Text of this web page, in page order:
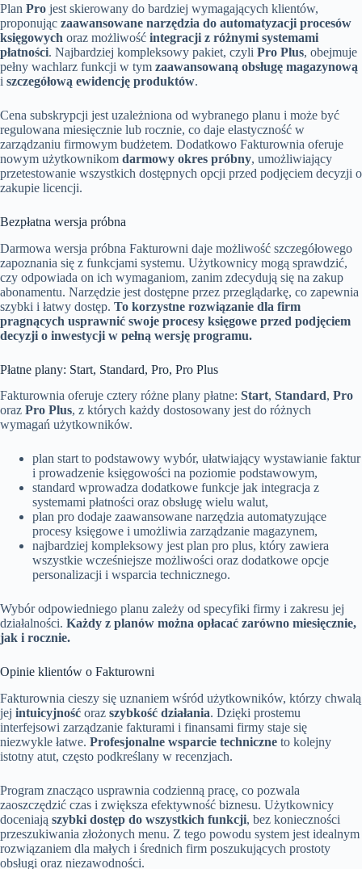
Plan Pro jest skierowany do bardziej wymagających klientów,
proponując zaawansowane narzędzia do automatyzacji procesów
księgowych oraz możliwość integracji z różnymi systemami
płatności. Najbardziej kompleksowy pakiet, czyli Pro Plus, obejmuje
pełny wachlarz funkcji w tym zaawansowaną obsługę magazynową
i szczegółową ewidencję produktów.
Cena subskrypcji jest uzależniona od wybranego planu i może być
regulowana miesięcznie lub rocznie, co daje elastyczność w
zarządzaniu firmowym budżetem. Dodatkowo Fakturownia oferuje
nowym użytkownikom darmowy okres próbny, umożliwiający
przetestowanie wszystkich dostępnych opcji przed podjęciem decyzji o
zakupie licencji.
Bezpłatna wersja próbna
Darmowa wersja próbna Fakturowni daje możliwość szczegółowego
zapoznania się z funkcjami systemu. Użytkownicy mogą sprawdzić,
czy odpowiada on ich wymaganiom, zanim zdecydują się na zakup
abonamentu. Narzędzie jest dostępne przez przeglądarkę, co zapewnia
szybki i łatwy dostęp. To korzystne rozwiązanie dla firm
pragnących usprawnić swoje procesy księgowe przed podjęciem
decyzji o inwestycji w pełną wersję programu.
Płatne plany: Start, Standard, Pro, Pro Plus
Fakturownia oferuje cztery różne plany płatne: Start, Standard, Pro
oraz Pro Plus, z których każdy dostosowany jest do różnych
wymagań użytkowników.
plan start to podstawowy wybór, ułatwiający wystawianie faktur
i prowadzenie księgowości na poziomie podstawowym,
standard wprowadza dodatkowe funkcje jak integracja z
systemami płatności oraz obsługę wielu walut,
plan pro dodaje zaawansowane narzędzia automatyzujące
procesy księgowe i umożliwia zarządzanie magazynem,
najbardziej kompleksowy jest plan pro plus, który zawiera
wszystkie wcześniejsze możliwości oraz dodatkowe opcje
personalizacji i wsparcia technicznego.
Wybór odpowiedniego planu zależy od specyfiki firmy i zakresu jej
działalności. Każdy z planów można opłacać zarówno miesięcznie,
jak i rocznie.
Opinie klientów o Fakturowni
Fakturownia cieszy się uznaniem wśród użytkowników, którzy chwalą
jej intuicyjność oraz szybkość działania. Dzięki prostemu
interfejsowi zarządzanie fakturami i finansami firmy staje się
niezwykle łatwe. Profesjonalne wsparcie techniczne to kolejny
istotny atut, często podkreślany w recenzjach.
Program znacząco usprawnia codzienną pracę, co pozwala
zaoszczędzić czas i zwiększa efektywność biznesu. Użytkownicy
doceniają szybki dostęp do wszystkich funkcji, bez konieczności
przeszukiwania złożonych menu. Z tego powodu system jest idealnym
rozwiązaniem dla małych i średnich firm poszukujących prostoty
obsługi oraz niezawodności.